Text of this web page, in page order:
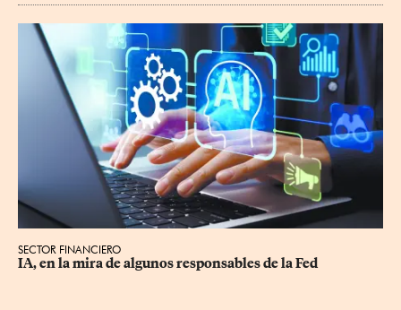
SECTOR FINANCIERO
IA, en la mira de algunos responsables de la Fed